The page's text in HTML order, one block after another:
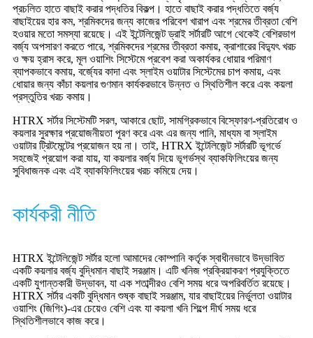
প্রচলিত হাতে বাছাই করার পদ্ধতির বিকল্প। হাতে বাছাই করার পদ্ধতিতে বর্জ্য
বাছাইয়ের হার কম, শ্রমিকদের জন্য কাজের পরিবেশ খারাপ এবং শ্রমের তীব্রতা বেশি
হওয়ার মতো সমস্যা রয়েছে। এই ইন্টেলিজেন্ট ড্রাই সর্টারটি আগে থেকেই বেশিরভাগ
বর্জ্য অপসারণ করতে পারে, শ্রমিকদের শ্রমের তীব্রতা কমায়, ক্রাশারের বিদ্যুৎ খরচ
ও ক্ষয় হ্রাস করে, মূল ওয়াশিং সিস্টেমে প্রবেশ করা অকার্যকর ধোয়ার পরিমাণ
ব্যাপকভাবে কমায়, বর্জ্যের কাদা এবং স্লাইম ওয়াটার সিস্টেমের চাপ কমায়, এবং
ধোয়ার জন্য কাঁচা কয়লার গুণমান কার্যকরভাবে উন্নত ও স্থিতিশীল করে এবং কয়লা
প্রস্তুতির খরচ কমায়।
HTRX সর্টার সিস্টেমটি সরল, আকারে ছোট, সামগ্রিকভাবে বিস্ফোরণ-প্রতিরোধ ও
কয়লার সুরক্ষার প্রয়োজনীয়তা পূরণ করে এবং এর জন্য পানি, মাধ্যম বা স্লাইম
ওয়াটার ট্রিটমেন্টের প্রয়োজন হয় না। তাই, HTRX ইন্টেলিজেন্ট সর্টারটি ভূগর্ভে
সহজেই প্রয়োগ করা যায়, যা কয়লার বর্জ্য দিয়ে ভূগর্ভস্থ ব্যাকফিলিংয়ের জন্য
সুবিধাজনক এবং এই ব্যাকফিলিংয়ের খরচ কমিয়ে দেয়।
কার্যকরী নীতি
HTRX ইন্টেলিজেন্ট সর্টার হলো আমাদের কোম্পানি কর্তৃক স্বাধীনভাবে উদ্ভাবিত
একটি কয়লার বর্জ্য বুদ্ধিমান বাছাই সরঞ্জাম। এটি খনিজ প্রক্রিয়াকরণ প্রযুক্তিতে
একটি যুগান্তকারী উদ্ভাবন, যা এক শতাব্দীরও বেশি সময় ধরে অপরিবর্তিত রয়েছে।
HTRX সর্টার একটি বুদ্ধিমান শুষ্ক বাছাই সরঞ্জাম, যার বাছাইয়ের নির্ভুলতা ওয়াটার
ওয়াশিং (জিগিং)-এর চেয়েও বেশি এবং যা কয়লা খনি শিল্পে দীর্ঘ সময় ধরে
স্থিতিশীলভাবে কাজ করে।